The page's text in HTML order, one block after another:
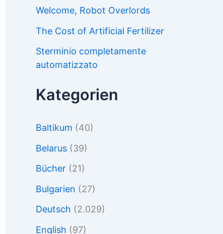
Welcome, Robot Overlords
The Cost of Artificial Fertilizer
Sterminio completamente
automatizzato
Kategorien
Baltikum (40)
Belarus (39)
Bücher (21)
Bulgarien (27)
Deutsch (2.029)
English (97)